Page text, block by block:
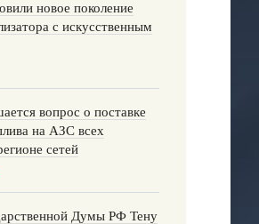
новое поколение
с искусственным
вопрос о поставке
на АЗС всех
сетей
Думы РФ Тену